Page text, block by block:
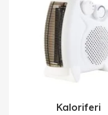
Kaloriferi